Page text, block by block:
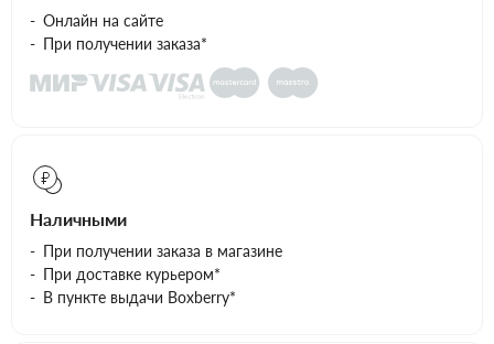
Онлайн на сайте
При получении заказа*
Наличными
При получении заказа в магазине
При доставке курьером*
В пункте выдачи Boxberry*